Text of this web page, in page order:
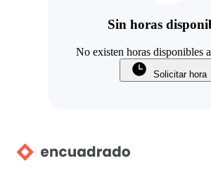
Sin horas
No existen horas disponibles
Solicitar hora